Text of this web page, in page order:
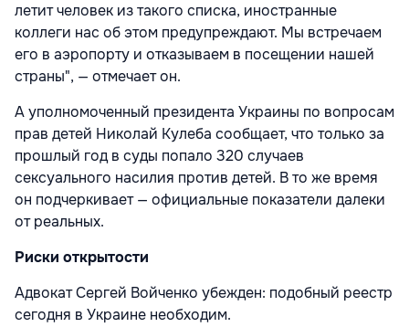
летит человек из такого списка, иностранные
коллеги нас об этом предупреждают. Мы встречаем
его в аэропорту и отказываем в посещении нашей
страны", — отмечает он.
А уполномоченный президента Украины по вопросам
прав детей Николай Кулеба сообщает, что только за
прошлый год в суды попало 320 случаев
сексуального насилия против детей. В то же время
он подчеркивает — официальные показатели далеки
от реальных.
Риски открытости
Адвокат Сергей Войченко убежден: подобный реестр
сегодня в Украине необходим.